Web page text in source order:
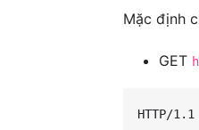
Mặc định
GET
HTTP/1.1